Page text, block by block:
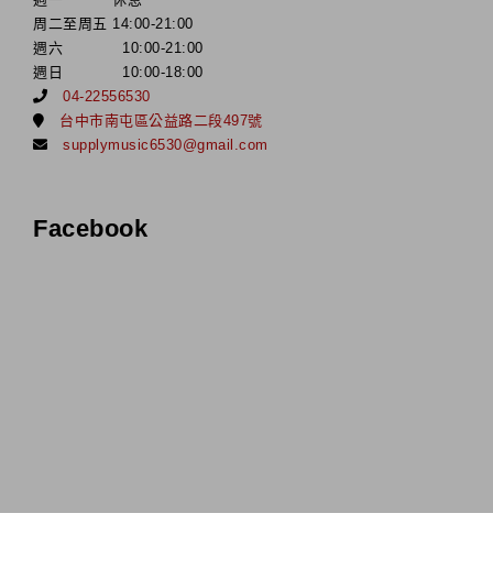
周二至周五 14:00-21:00
週六 10:00-21:00
週日 10:00-18:00
04-22556530
台中市南屯區公益路二段497號
supplymusic6530@gmail.com
Facebook